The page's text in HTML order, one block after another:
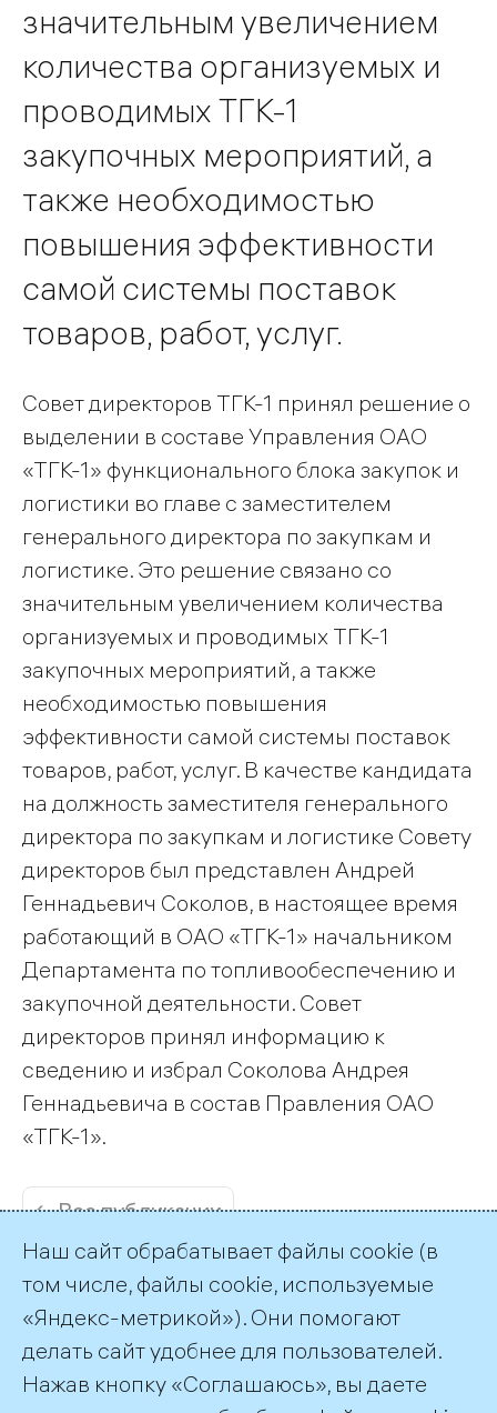
значительным увеличением
количества организуемых и
проводимых ТГК-1
закупочных мероприятий, а
также необходимостью
повышения эффективности
самой системы поставок
товаров, работ, услуг.
Совет директоров ТГК-1 принял решение о
выделении в составе Управления ОАО
«ТГК-1» функционального блока закупок и
логистики во главе с заместителем
генерального директора по закупкам и
логистике. Это решение связано со
значительным увеличением количества
организуемых и проводимых ТГК-1
закупочных мероприятий, а также
необходимостью повышения
эффективности самой системы поставок
товаров, работ, услуг. В качестве кандидата
на должность заместителя генерального
директора по закупкам и логистике Совету
директоров был представлен Андрей
Геннадьевич Соколов, в настоящее время
работающий в ОАО «ТГК-1» начальником
Департамента по топливообеспечению и
закупочной деятельности. Совет
директоров принял информацию к
сведению и избрал Соколова Андрея
Геннадьевича в состав Правления ОАО
«ТГК-1».
← Все публикации
Пресс-служба ТГК-1
Наш сайт обрабатывает файлы cookie (в
том числе, файлы cookie, используемые
«Яндекс-метрикой»). Они помогают
делать сайт удобнее для пользователей.
Нажав кнопку «Соглашаюсь», вы даете